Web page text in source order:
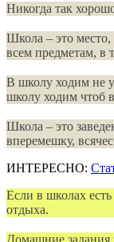
Никогда так
Школа – это место,
всем предметам, в
В школу ходим не
школу ходим чтоб
Школа – это
вперемешку,
ИНТЕРЕСНО:
Если в школах
отдыха.
Домашние задания